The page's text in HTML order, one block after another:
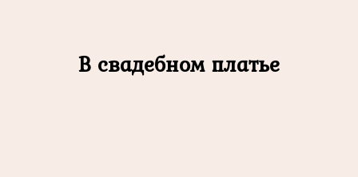
В свадебном платье